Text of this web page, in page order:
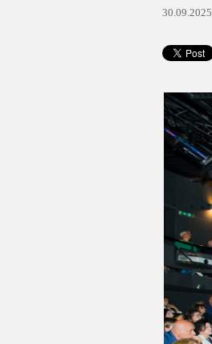
30.09.2025